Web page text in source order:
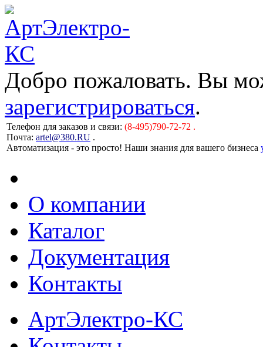
Добро пожаловать. Вы
зарегистрироваться.
Телефон для заказов и связи: (8-495)790-72-72 .
Почта: artel@380.RU .
Автоматизация - это просто! Наши знания для вашего бизнеса
О компании
Каталог
Документация
Контакты
АртЭлектро-КС